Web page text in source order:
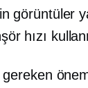
görüntüler
hızı